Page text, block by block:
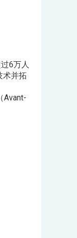
6万人
术并拓
Avant-